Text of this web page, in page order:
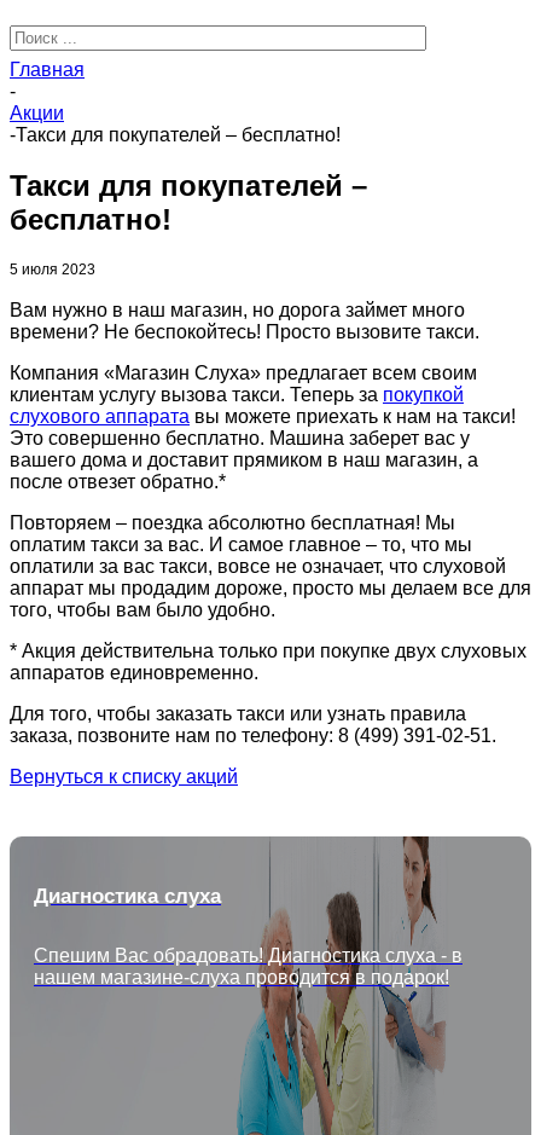
Главная
-
Акции
-Такси для покупателей – бесплатно!
Такси для покупателей –
бесплатно!
5 июля 2023
Вам нужно в наш магазин, но дорога займет много
времени? Не беспокойтесь! Просто вызовите такси.
Компания «Магазин Слуха» предлагает всем своим
клиентам услугу вызова такси. Теперь за покупкой
слухового аппарата вы можете приехать к нам на такси!
Это совершенно бесплатно. Машина заберет вас у
вашего дома и доставит прямиком в наш магазин, а
после отвезет обратно.*
Повторяем – поездка абсолютно бесплатная! Мы
оплатим такси за вас. И самое главное – то, что мы
оплатили за вас такси, вовсе не означает, что слуховой
аппарат мы продадим дороже, просто мы делаем все для
того, чтобы вам было удобно.
* Акция действительна только при покупке двух слуховых
аппаратов единовременно.
Для того, чтобы заказать такси или узнать правила
заказа, позвоните нам по телефону: 8 (499) 391-02-51.
Вернуться к списку акций
Диагностика слуха
Спешим Вас обрадовать! Диагностика слуха - в
нашем магазине-слуха проводится в подарок!